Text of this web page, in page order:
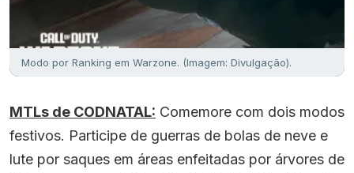
Modo por Ranking em Warzone. (Imagem: Divulgação).
MTLs de CODNATAL: Comemore com dois modos
festivos. Participe de guerras de bolas de neve e
lute por saques em áreas enfeitadas por árvores de